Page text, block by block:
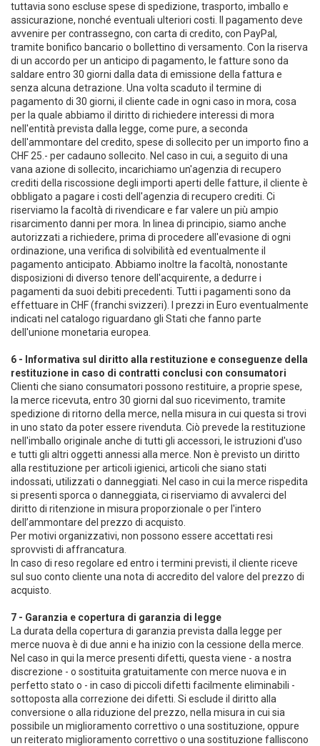
tuttavia sono escluse spese di spedizione, trasporto, imballo e
assicurazione, nonché eventuali ulteriori costi. Il pagamento deve
avvenire per contrassegno, con carta di credito, con PayPal,
tramite bonifico bancario o bollettino di versamento. Con la riserva
di un accordo per un anticipo di pagamento, le fatture sono da
saldare entro 30 giorni dalla data di emissione della fattura e
senza alcuna detrazione. Una volta scaduto il termine di
pagamento di 30 giorni, il cliente cade in ogni caso in mora, cosa
per la quale abbiamo il diritto di richiedere interessi di mora
nell'entità prevista dalla legge, come pure, a seconda
dell'ammontare del credito, spese di sollecito per un importo fino a
CHF 25.- per cadauno sollecito. Nel caso in cui, a seguito di una
vana azione di sollecito, incarichiamo un'agenzia di recupero
crediti della riscossione degli importi aperti delle fatture, il cliente è
obbligato a pagare i costi dell'agenzia di recupero crediti. Ci
riserviamo la facoltà di rivendicare e far valere un più ampio
risarcimento danni per mora. In linea di principio, siamo anche
autorizzati a richiedere, prima di procedere all'evasione di ogni
ordinazione, una verifica di solvibilità ed eventualmente il
pagamento anticipato. Abbiamo inoltre la facoltà, nonostante
disposizioni di diverso tenore dell'acquirente, a dedurre i
pagamenti da suoi debiti precedenti. Tutti i pagamenti sono da
effettuare in CHF (franchi svizzeri). I prezzi in Euro eventualmente
indicati nel catalogo riguardano gli Stati che fanno parte
dell'unione monetaria europea.
6 - Informativa sul diritto alla restituzione e conseguenze della
restituzione in caso di contratti conclusi con consumatori
Clienti che siano consumatori possono restituire, a proprie spese,
la merce ricevuta, entro 30 giorni dal suo ricevimento, tramite
spedizione di ritorno della merce, nella misura in cui questa si trovi
in uno stato da poter essere rivenduta. Ciò prevede la restituzione
nell'imballo originale anche di tutti gli accessori, le istruzioni d'uso
e tutti gli altri oggetti annessi alla merce. Non è previsto un diritto
alla restituzione per articoli igienici, articoli che siano stati
indossati, utilizzati o danneggiati. Nel caso in cui la merce rispedita
si presenti sporca o danneggiata, ci riserviamo di avvalerci del
diritto di ritenzione in misura proporzionale o per l'intero
dell’ammontare del prezzo di acquisto.
Per motivi organizzativi, non possono essere accettati resi
sprovvisti di affrancatura.
In caso di reso regolare ed entro i termini previsti, il cliente riceve
sul suo conto cliente una nota di accredito del valore del prezzo di
acquisto.
7 - Garanzia e copertura di garanzia di legge
La durata della copertura di garanzia prevista dalla legge per
merce nuova è di due anni e ha inizio con la cessione della merce.
Nel caso in qui la merce presenti difetti, questa viene - a nostra
discrezione - o sostituita gratuitamente con merce nuova e in
perfetto stato o - in caso di piccoli difetti facilmente eliminabili -
sottoposta alla correzione dei difetti. Si esclude il diritto alla
conversione o alla riduzione del prezzo, nella misura in cui sia
possibile un miglioramento correttivo o una sostituzione, oppure
un reiterato miglioramento correttivo o una sostituzione falliscono